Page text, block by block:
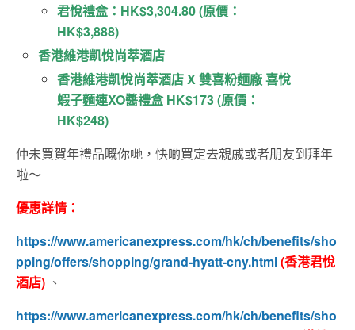
君悅禮盒：HK$3,304.80 (原價：
HK$3,888)
香港維港凱悅尚萃酒店
香港維港凱悅尚萃酒店 X 雙喜粉麵廠 喜悅
蝦子麵連XO醬禮盒 HK$173 (原價：
HK$248)
仲未買賀年禮品嘅你哋，快啲買定去親戚或者朋友到拜年
啦～
優惠詳情：
https://www.americanexpress.com/hk/ch/benefits/sho
pping/offers/shopping/grand-hyatt-cny.html(香港君悅
酒店) 、
https://www.americanexpress.com/hk/ch/benefits/sho